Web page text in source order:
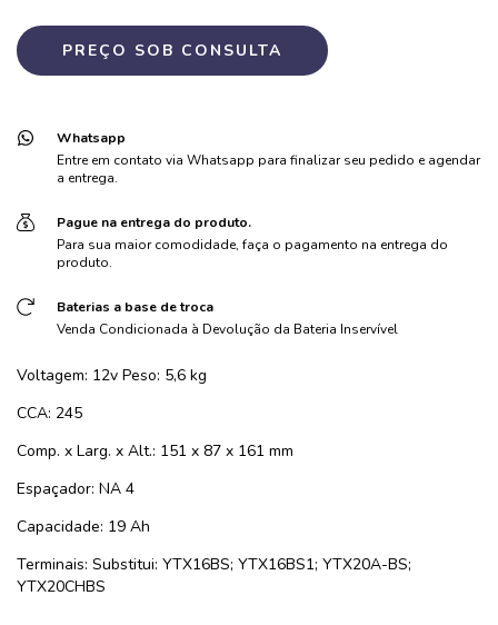
Whatsapp
Entre em contato via Whatsapp para finalizar seu pedido e agendar
a entrega.
Pague na entrega do produto.
Para sua maior comodidade, faça o pagamento na entrega do
produto.
Baterias a base de troca
Venda Condicionada à Devolução da Bateria Inservível
Voltagem: 12v Peso: 5,6 kg
CCA: 245
Comp. x Larg. x Alt.: 151 x 87 x 161 mm
Espaçador: NA 4
Capacidade: 19 Ah
Terminais: Substitui: YTX16BS; YTX16BS1; YTX20A-BS;
YTX20CHBS